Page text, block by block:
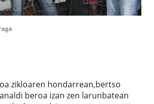
zikloaren hondarrean,bertso
beroa izan zen larunbatean